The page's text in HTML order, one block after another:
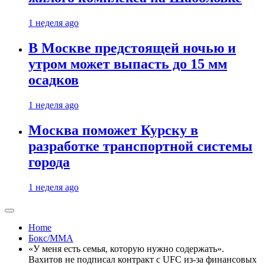
1 неделя ago
В Москве предстоящей ночью и
утром может выпасть до 15 мм
осадков
1 неделя ago
Москва поможет Курску в
разработке транспортной системы
города
1 неделя ago
Home
Бокс/MMA
«У меня есть семья, которую нужно содержать».
Вахитов не подписал контракт с UFC из-за финансовых